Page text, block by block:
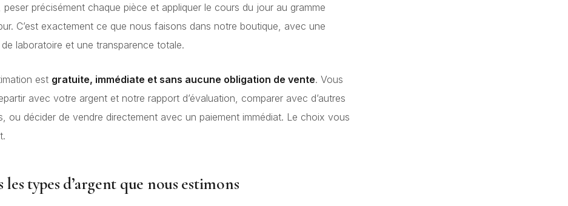
peser précisément chaque pièce et appliquer le cours du jour au gramme
C’est exactement ce que nous faisons dans notre boutique, avec une
laboratoire et une transparence totale.
est gratuite, immédiate et sans aucune obligation de vente. Vous
avec votre argent et notre rapport d’évaluation, comparer avec d’autres
ou décider de vendre directement avec un paiement immédiat. Le choix vous
les types d’argent que nous estimons